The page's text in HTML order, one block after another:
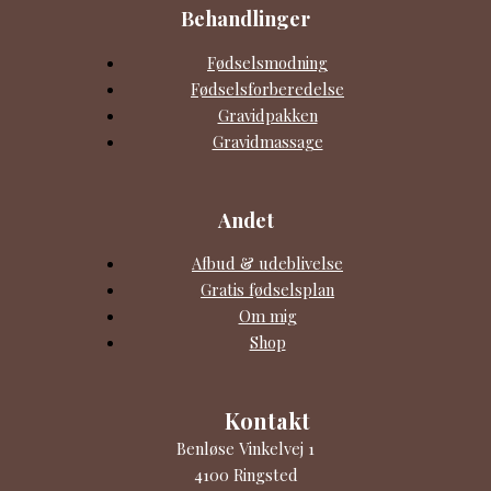
Behandlinger
Fødselsmodning
Fødselsforberedelse
Gravidpakken
Gravidmassage
Andet
Afbud & udeblivelse
Gratis fødselsplan
Om mig
Shop
Kontakt
Benløse Vinkelvej 1
4100 Ringsted